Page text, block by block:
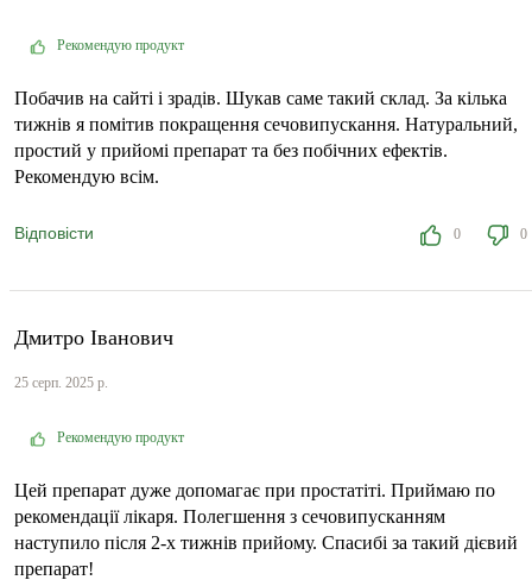
Рекомендую продукт
Побачив на сайті і зрадів. Шукав саме такий склад. За кілька
тижнів я помітив покращення сечовипускання. Натуральний,
простий у прийомі препарат та без побічних ефектів.
Рекомендую всім.
Відповісти 0 0
Дмитро Іванович
25 серп. 2025 р.
Рекомендую продукт
Цей препарат дуже допомагає при простатіті. Приймаю по
рекомендації лікаря. Полегшення з сечовипусканням
наступило після 2-х тижнів прийому. Спасибі за такий дієвий
препарат!